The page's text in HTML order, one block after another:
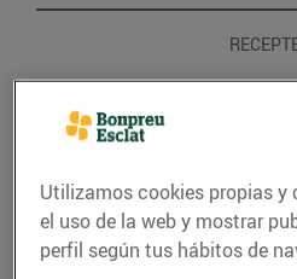
Utilizamos cookies propias y
el uso de la web y mostrar
perfil según tus hábitos de